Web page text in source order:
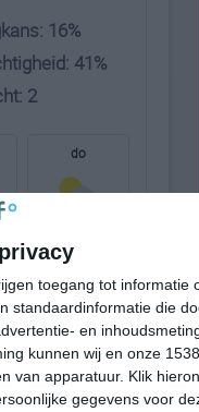
toegang tot informatie
standaardinformatie die
en
kunnen wij en onze
van apparatuur. Klik
gegevens voor
16%
41%
2
do
29°C
16:00